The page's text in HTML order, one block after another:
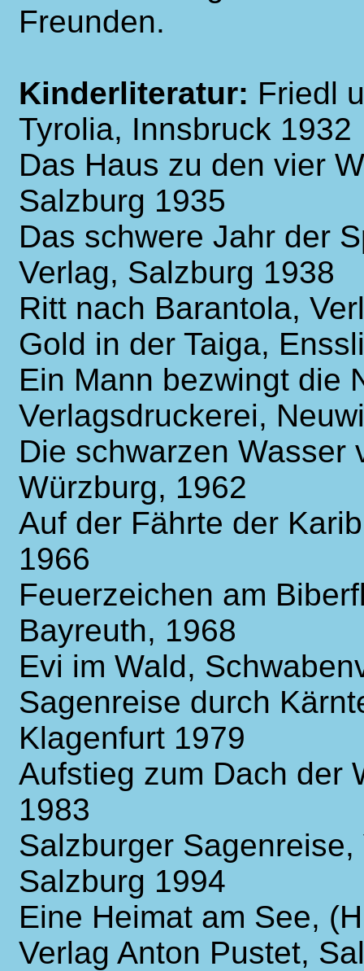
Freunden.
Kinderliteratur: Friedl
Tyrolia, Innsbruck 1932
Das Haus zu den vier
Salzburg 1935
Das schwere Jahr der
Verlag, Salzburg 1938
Ritt nach Barantola,
Gold in der Taiga,
Ein Mann bezwingt die
Verlagsdruckerei,
Die schwarzen Wasser
Würzburg, 1962
Auf der Fährte der
1966
Feuerzeichen am
Bayreuth, 1968
Evi im Wald,
Sagenreise durch
Klagenfurt 1979
Aufstieg zum Dach der
1983
Salzburger
Salzburg 1994
Eine Heimat am See,
Verlag Anton Pustet,